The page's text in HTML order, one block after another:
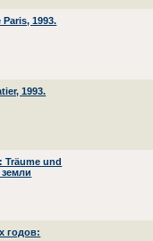
1993.
1993.
Träume und
годов: